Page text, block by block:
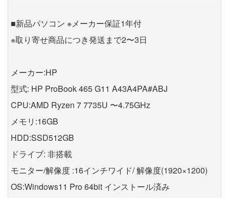
■新品パソコン ※メーカー保証1年付
※取り寄せ商品につき発送まで2〜3日
メーカー:HP
型式: HP ProBook 465 G11 A43A4PA#ABJ
CPU:AMD Ryzen 7 7735U 〜4.75GHz
メモリ:16GB
HDD:SSD512GB
ドライブ: 非搭載
モニター/解像度 :16インチワイド/ 解像度(1920×1200)
OS:Windows11 Pro 64bit インストール済み